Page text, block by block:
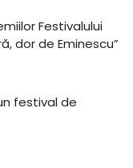
Festivalului
dor de Eminescu”
festival de